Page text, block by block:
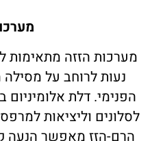
מערכות הזזה מתאימות
נעות לרוחב על
הפנימי. דלת
לסלונים וליציאות
הרם-הזז מאפשר הנעה